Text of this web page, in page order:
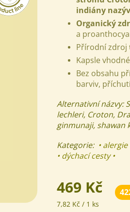
469 Kč
Měrná
7,82 Kč / 1 ks
indiány
Organický
a
Přírodní zdroj
Kapsle
Bez obsahu
barviv,
Alternativní názvy:
lechleri, Croton,
ginmunaji, shawan
Kategorie: •
• dýchací cesty •